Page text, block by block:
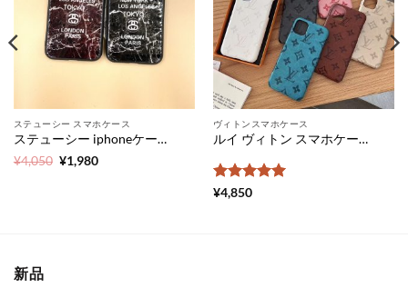
ステューシー スマホケース
ステューシー iphoneケース 激安 iphone xr ケース 大理石柄 stussy iphonexr 携帯 カバー かっこいい アイフォンケースxr メンズ スマホケース 安い 店
¥4,050 元
¥1,980現
ヴィトンスマホケース
ルイ ヴィトン スマホケース iphone15/15pro ケース ハイ ブランド 型押し ギャラクシー s20/s20+ ケース おしゃれ iphonese 第 2 世代 ケース 可愛い galaxy s10 plus ケース おすすめ iphonexs xr ケース ヴィトン 携帯 カバー 新作
5段階中
¥4,850
新品